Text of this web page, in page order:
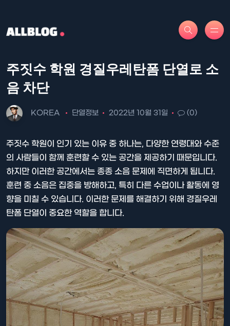
주짓수 학원 경질우레탄폼 단열로 소
음 차단
KOREA 단열정보 2022년 10월 31일 (0)
주짓수 학원이 인기 있는 이유 중 하나는, 다양한 연령대와 수준
의 사람들이 함께 훈련할 수 있는 공간을 제공하기 때문입니다.
하지만 이러한 공간에서는 종종 소음 문제에 직면하게 됩니다.
훈련 중 소음은 집중을 방해하고, 특히 다른 수업이나 활동에 영
향을 미칠 수 있습니다. 이러한 문제를 해결하기 위해 경질우레
탄폼 단열이 중요한 역할을 합니다.